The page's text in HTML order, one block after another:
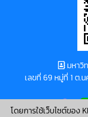
โดยการใช้เว็บไซต์ของ
มหาวิ
เลขที่ 69 หมู่ที่ 1 ต.